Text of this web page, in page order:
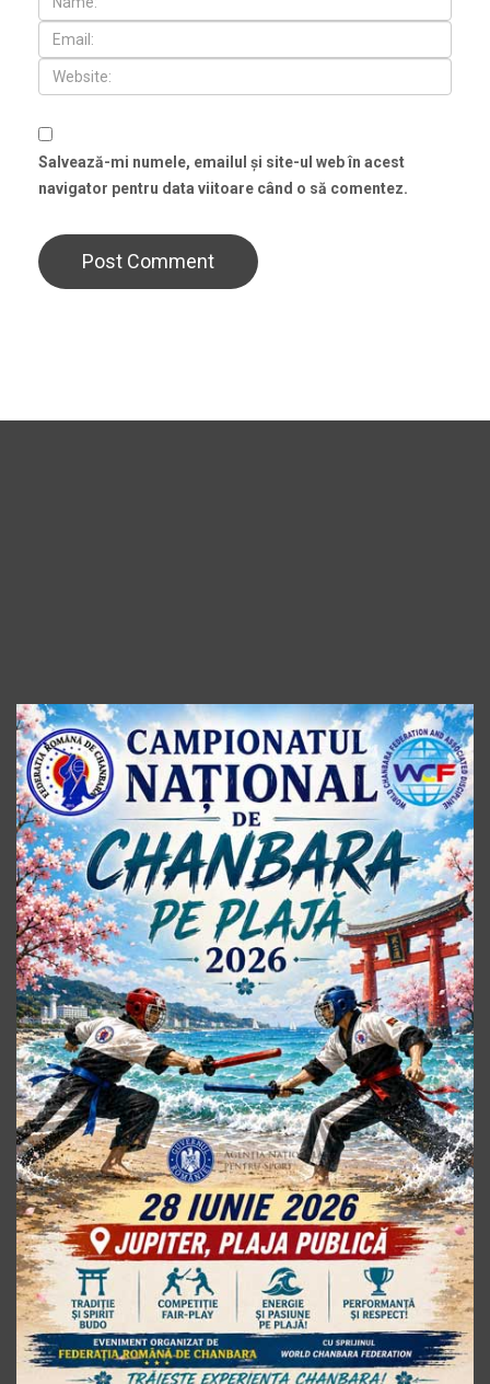
Salvează-mi numele, emailul și site-ul web în acest
navigator pentru data viitoare când o să comentez.